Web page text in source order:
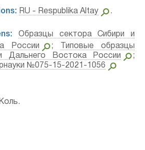
RU - Respublika Altay .
Образцы сектора Сибири и
России
;
Типовые образцы
Дальнего Востока России
;
№075-15-2021-1056